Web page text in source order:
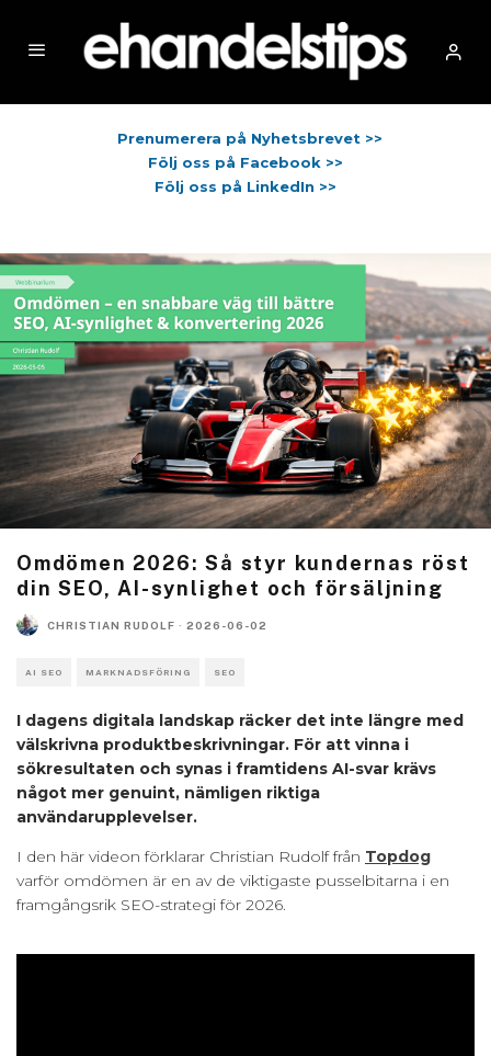
Prenumerera på Nyhetsbrevet >>
Följ oss på Facebook >>
Följ oss på LinkedIn >>
Omdömen 2026: Så styr kundernas röst
din SEO, AI-synlighet och försäljning
CHRISTIAN RUDOLF · 2026-06-02
AI SEO MARKNADSFÖRING SEO
I dagens digitala landskap räcker det inte längre med
välskrivna produktbeskrivningar. För att vinna i
sökresultaten och synas i framtidens AI-svar krävs
något mer genuint, nämligen riktiga
användarupplevelser.
I den här videon förklarar Christian Rudolf från Topdog
varför omdömen är en av de viktigaste pusselbitarna i en
framgångsrik SEO-strategi för 2026.